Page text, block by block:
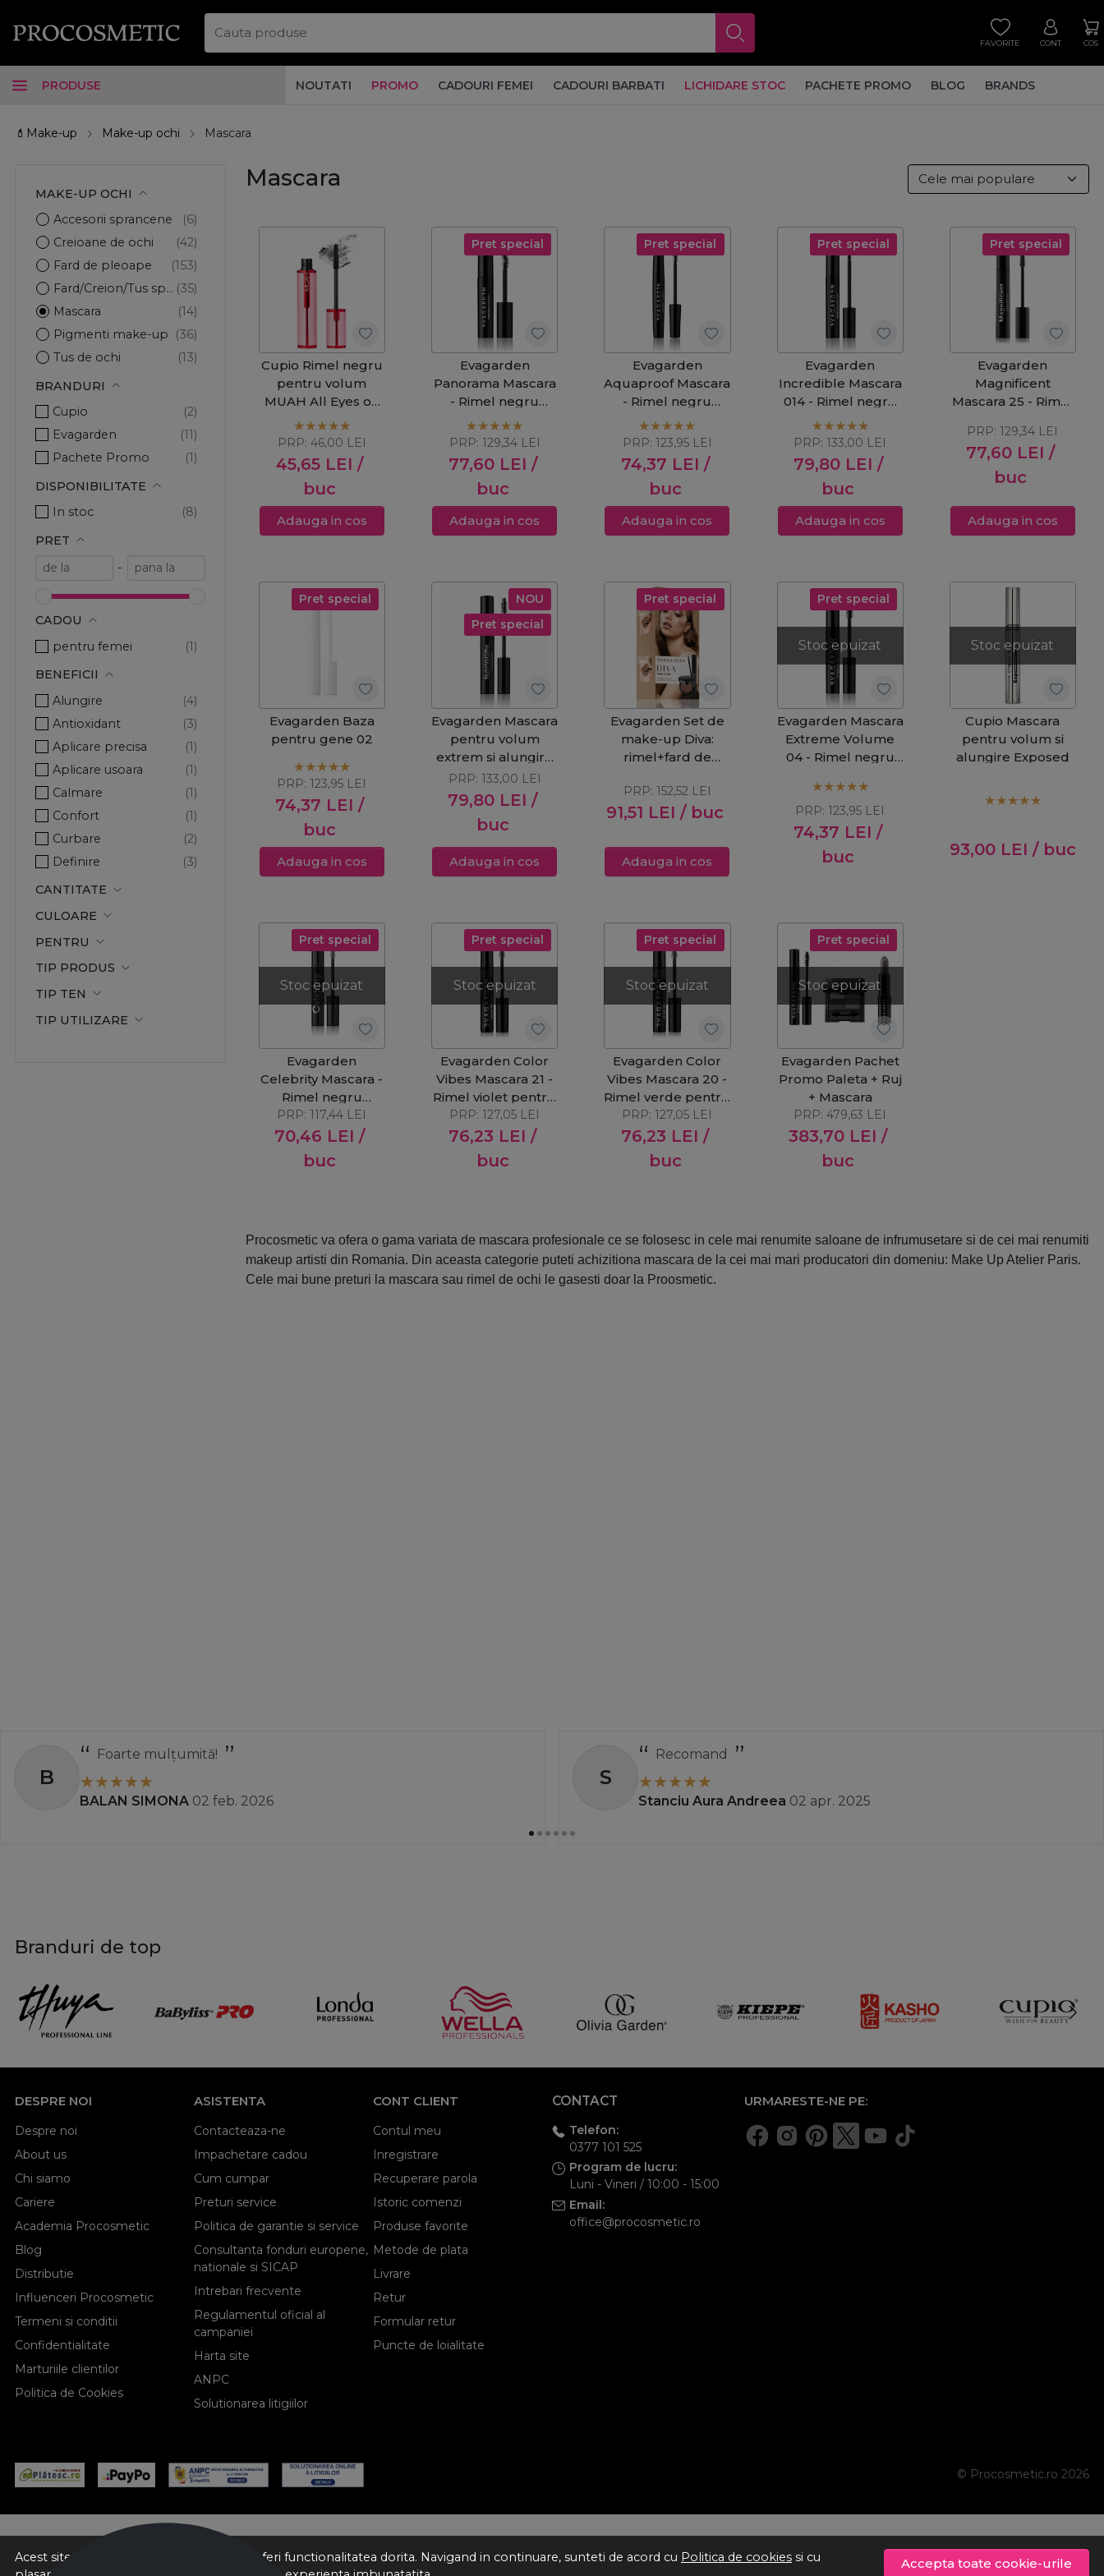
FAVORITE CONT COS
PRODUSE NOUTATI PROMO CADOURI FEMEI CADOURI BARBATI LICHIDARE STOC PACHETE PROMO BLOG BRANDS
💄Make-up Make-up ochi Mascara
MAKE-UP OCHI
Accesorii sprancene
Creioane de ochi
Fard de pleoape
Fard/Creion/Tus sprancene
Mascara
Pigmenti make-up
Tus de ochi
BRANDURI
Cupio
Evagarden
Pachete Promo
DISPONIBILITATE
In stoc
PRET
-
CADOU
pentru femei
BENEFICII
Alungire
Antioxidant
Aplicare precisa
Aplicare usoara
Calmare
Confort
Curbare
Definire
Efect de lunga durata
Hidratare
Luciu
Luminozitate
CANTITATE
CULOARE
PENTRU
TIP PRODUS
TIP TEN
TIP UTILIZARE
Mascara
Cupio Rimel negru
pentru volum
MUAH All Eyes on
Lolita Mascara 7ml
45,65 LEI /
buc
PRP: 46,00 LEI
Adauga in cos
Pret special
Evagarden
Panorama Mascara
- Rimel negru
pentru alungire si
volum 11ml
77,60 LEI /
buc
PRP: 129,34 LEI
Adauga in cos
Pret special
Evagarden
Aquaproof Mascara
- Rimel negru
rezistent la apa
9ml
74,37 LEI /
buc
PRP: 123,95 LEI
Adauga in cos
Pret special
Evagarden
Incredible Mascara
014 - Rimel negru
pentru volum
incredibil 9ml
79,80 LEI /
buc
PRP:133,00 LEI
Adauga in cos
Pret special
Evagarden
Magnificent
Mascara 25 - Rimel
alungire si definire
10ml
77,60 LEI /
buc
PRP:129,34 LEI
Adauga in cos
Pret special
Evagarden Baza
pentru gene 02
74,37 LEI /
buc
PRP:123,95 LEI
Adauga in cos
NOU
Pret special
Evagarden Mascara
pentru volum
extrem si alungire
Nutri Volume 8ml
79,80 LEI /
buc
PRP: 133,00 LEI
Adauga in cos
Pret special
Evagarden Set de
make-up Diva:
rimel+fard de
91,51 LEI / buc
PRP: 152,52 LEI
Adauga in cos
Stoc epuizat
Pret special
Evagarden Mascara
Extreme Volume
04 - Rimel negru
maxim 9ml
74,37 LEI /
buc
PRP:123,95 LEI
Stoc epuizat
Cupio Mascara
pentru volum si
alungire Exposed
93,00 LEI / buc
Stoc epuizat
Pret special
Evagarden
Celebrity Mascara -
Rimel negru
pentru curbare si
volum 9ml
70,46 LEI /
buc
PRP:117,44 LEI
Stoc epuizat
Pret special
Evagarden Color
Vibes Mascara 21 -
Rimel violet pentru
volum intens
Purple Vibes 10ml
76,23 LEI /
buc
PRP:127,05 LEI
Stoc epuizat
Pret special
Evagarden Color
Vibes Mascara 20 -
Rimel verde pentru
volum intens Green
Vibes 10ml
76,23 LEI /
buc
PRP:127,05 LEI
Stoc epuizat
Pret special
Evagarden Pachet
Promo Paleta + Ruj
+ Mascara
383,70 LEI /
buc
PRP:479,63 LEI
Procosmetic va ofera o gama variata de mascara profesionale ce se folosesc in cele mai renumite saloane de infrumusetare si de cei mai renumiti
makeup artisti din Romania. Din aceasta categorie puteti achizitiona mascara de la cei mai mari producatori din domeniu: Make Up Atelier Paris.
Cele mai bune preturi la mascara sau rimel de ochi le gasesti doar la Proosmetic.
Acest site foloseste cookies pentru a va oferi functionalitatea dorita. Navigand in continuare, sunteti de acord cu Politica de cookies si cu
Accepta toate cookie-urile
B
Foarte mulțumită!
BALAN SIMONA 02 feb. 2026
S
Recomand
Stanciu Aura Andreea 02 apr. 2025
Branduri de top
DESPRE NOI
Despre noi
About us
Chi siamo
Cariere
Academia Procosmetic
Blog
Distributie
Influenceri Procosmetic
Termeni si conditii
Confidentialitate
Marturiile clientilor
Politica de Cookies
ASISTENTA
Contacteaza-ne
Impachetare cadou
Cum cumpar
Preturi service
Politica de garantie si service
Consultanta fonduri europene,
nationale si SICAP
Intrebari frecvente
Regulamentul oficial al
campaniei
Harta site
ANPC
Solutionarea litigiilor
CONT CLIENT
Contul meu
Inregistrare
Recuperare parola
Istoric comenzi
Produse favorite
Metode de plata
Livrare
Retur
Formular retur
Puncte de loialitate
CONTACT
Telefon:
0377 101 525
Program de lucru:
Luni - Vineri / 10:00 - 15:00
Email:
office@procosmetic.ro
URMARESTE-NE PE:
© Procosmetic.ro 2026